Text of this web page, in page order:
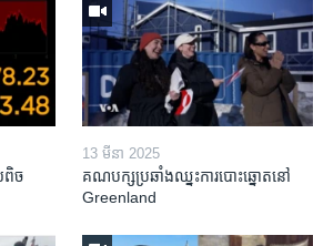
ពិច
13 មីនា 2025
គណបក្ស​ប្រឆាំង​ឈ្នះ​ការបោះឆ្នោត​នៅ
Greenland